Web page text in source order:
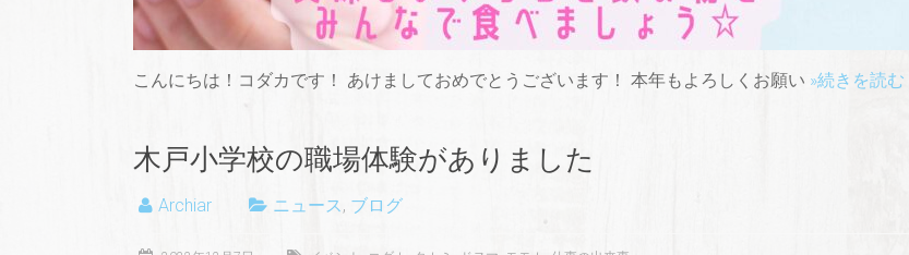
こんにちは！コダカです！ あけましておめでとうございます！ 本年もよろしくお願い »続きを読む
木戸小学校の職場体験がありました
Archiar ニュース, ブログ